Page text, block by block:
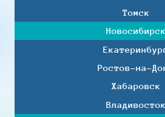
Томск
Новосибирск
Ростов-на-
Хабаровск
Владивосток